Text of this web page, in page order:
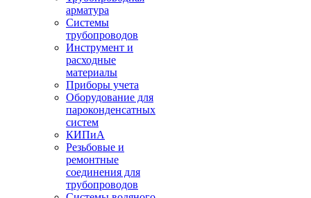
арматура
Системы
трубопроводов
Инструмент и
расходные
материалы
Приборы учета
Оборудование для
пароконденсатных
систем
КИПиА
Резьбовые и
ремонтные
соединения для
трубопроводов